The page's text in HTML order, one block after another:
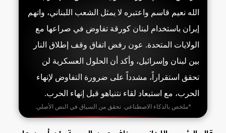
الله نعيم قاسم واعتبره لا يمثل الشعب اللبناني، واتهم
إيران باستخدام لبنان كورقة تفاوض في صراعها مع
الولايات المتحدة. عون رفض اتفاق وقف إطلاق النار
بين لبنان وإسرائيل، وأكد أن الحلول العسكرية لن
تحقق استقراراً، مشدداً على ضرورة التفاوض لإنهاء
الحرب، مع استبعاد لقاء نتنياهو قبل إنهاء الحرب.
*ملخص بالذكاء الاصطناعي. تحقق من السياق في النص الأصلي.